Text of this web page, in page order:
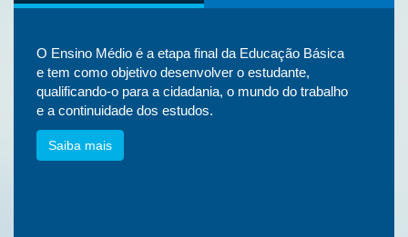
O Ensino Médio é a etapa final da Educação Básica
e tem como objetivo desenvolver o estudante,
qualificando-o para a cidadania, o mundo do trabalho
e a continuidade dos estudos.
Saiba mais